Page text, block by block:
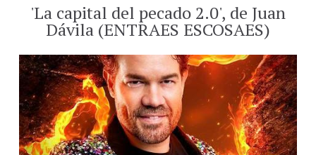
'La capital del pecado 2.0', de Juan
Dávila (ENTRAES ESCOSAES)